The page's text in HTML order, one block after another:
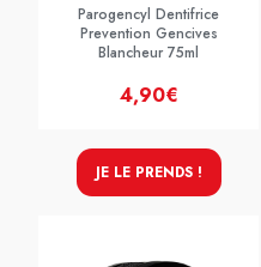
Parogencyl Dentifrice
Prevention Gencives
Blancheur 75ml
4,90€
JE LE PRENDS !